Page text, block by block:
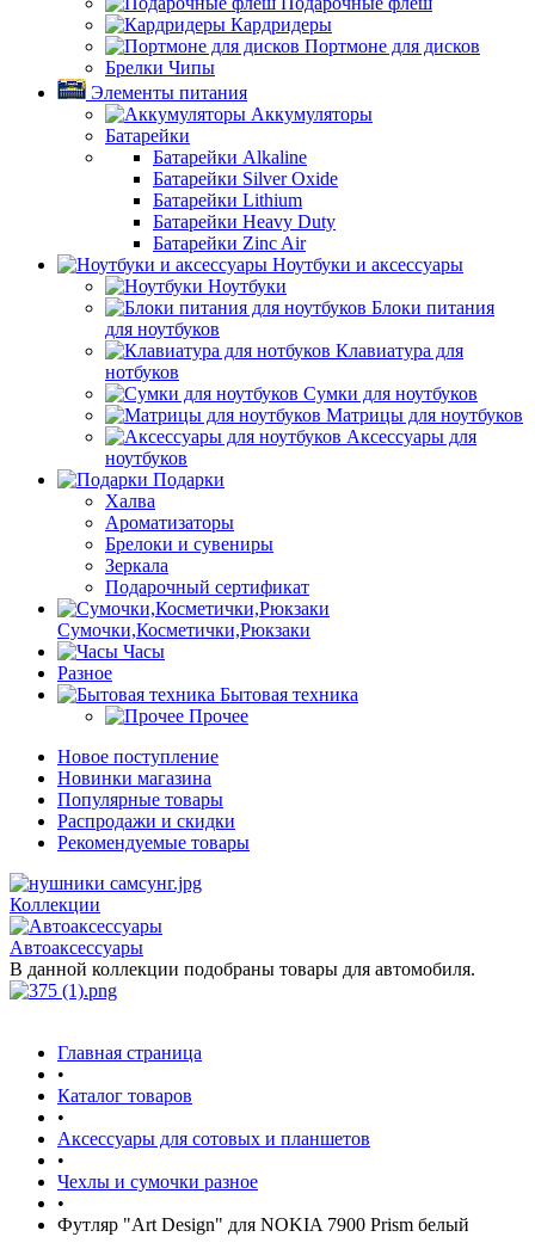
Кардридеры
Портмоне для дисков
Брелки Чипы
Элементы питания
Аккумуляторы
Батарейки
Батарейки Alkaline
Батарейки Silver Oxide
Батарейки Lithium
Батарейки Heavy Duty
Батарейки Zinc Air
Ноутбуки и аксессуары
Ноутбуки
Блоки питания
для ноутбуков
Клавиатура для
нотбуков
Сумки для ноутбуков
Матрицы для ноутбуков
Аксессуары для
ноутбуков
Подарки
Халва
Ароматизаторы
Брелоки и сувениры
Зеркала
Подарочный сертификат
Сумочки,Косметички,Рюкзаки
Часы
Разное
Бытовая техника
Прочее
Новое поступление
Новинки магазина
Популярные товары
Распродажи и скидки
Рекомендуемые товары
Коллекции
Автоаксессуары
В данной коллекции подобраны товары для автомобиля.
Главная страница
•
Каталог товаров
•
Аксессуары для сотовых и планшетов
•
Чехлы и сумочки разное
•
Футляр "Art Design" для NOKIA 7900 Prism белый